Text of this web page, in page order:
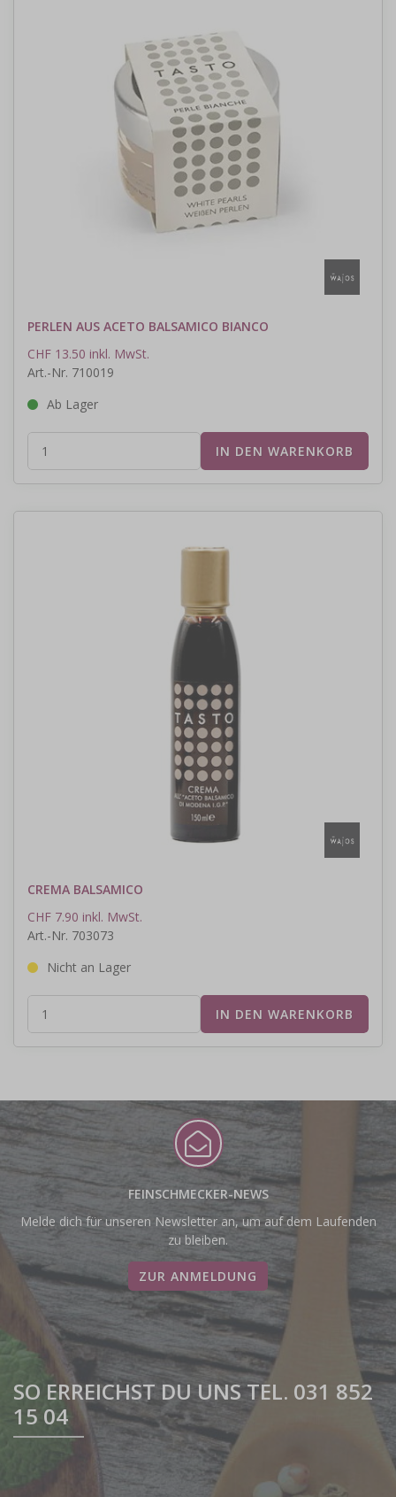
PERLEN AUS ACETO BALSAMICO BIANCO
CHF 13.50 inkl. MwSt.
Art.-Nr. 710019
Ab Lager
CREMA BALSAMICO
CHF 7.90 inkl. MwSt.
Art.-Nr. 703073
Nicht an Lager
FEINSCHMECKER-NEWS
Melde dich für unseren Newsletter an, um auf dem Laufenden
zu bleiben.
ZUR ANMELDUNG
SO ERREICHST DU UNS TEL. 031 852
15 04